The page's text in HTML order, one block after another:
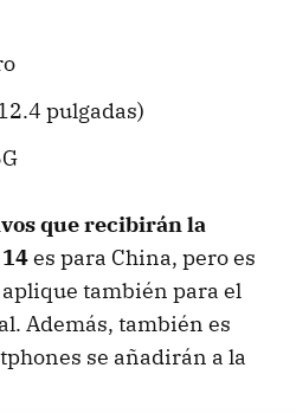
pulgadas)
que recibirán la
es para China, pero es
también para el
Además, también es
se añadirán a la